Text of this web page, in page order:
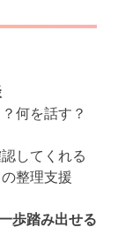
何を話す？
してくれる
整理支援
歩踏み出せる